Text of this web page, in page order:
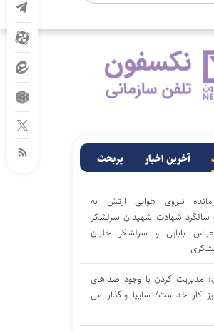
آخرین اخبار پربحث
نیروی هوایی ارتش به
سالگرد شهادت شهیدان سرلشکر
بابایی و سرلشکر خلبان
مدیریت کردن با وجود صداهای
کار خداست/ سایپا واگذار می